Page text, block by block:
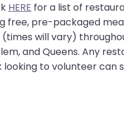
HERE for a list of
free, pre-packaged
will vary)
and Queens. Any
to volunteer can